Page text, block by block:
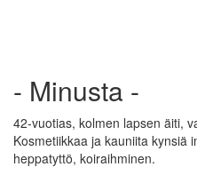
- Minusta -
42-vuotias, kolmen lapsen äiti,
Kosmetiikkaa ja kauniita kynsiä
heppatyttö, koiraihminen.